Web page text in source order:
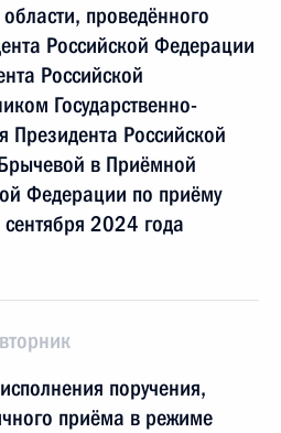
проведённого
Российской Федерации
Российской
Государственно-
Президента Российской
в Приёмной
Федерации по приёму
2024 года
поручения,
приёма в режиме